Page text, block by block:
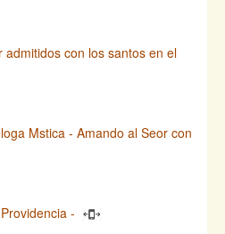
con los santos en el
Mstica - Amando al Seor con
-